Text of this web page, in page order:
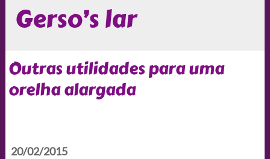
Gerso’s lar
Outras utilidades para uma
orelha alargada
20/02/2015